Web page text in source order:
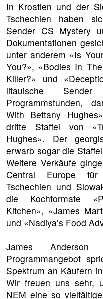
In Kroatien und der
Tschechien haben
Sender CS Mystery
Dokumentationen
unter anderem «Is
You?», «Bodies In
Killer?» und
litauische
Programmstunden,
With Bettany
dritte Staffel von
Hughes». Der
erwarb sogar die
Weitere Verkäufe
Central Europe
Tschechien und
die Kochformate
Kitchen», «James
und «Nadiya’s Food
James Anderson
Programmangebot
Spektrum an Käufern
Wir freuen uns sehr,
NEM eine so